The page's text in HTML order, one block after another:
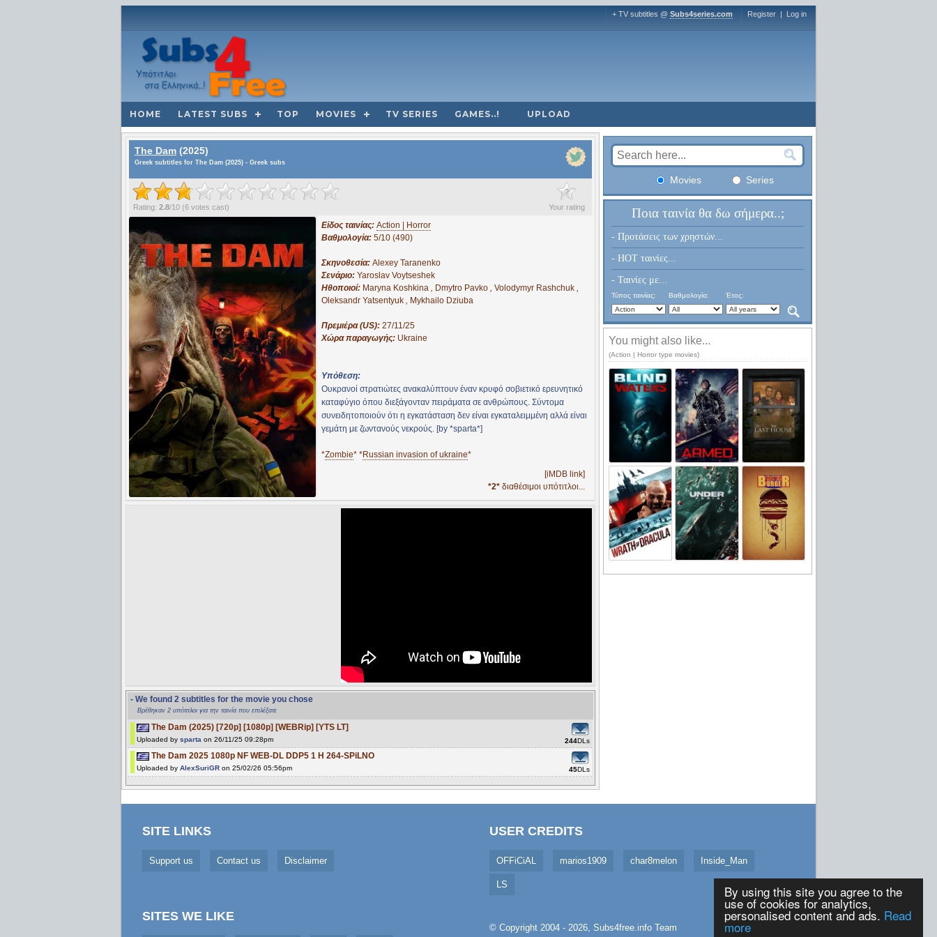
By using this site you agree to the
use of cookies for analytics,
personalised content and ads. Read
more
+ TV subtitles @ Subs4series.com Register | Log in
HOME LATEST SUBS TOP MOVIES TV SERIES GAMES..! UPLOAD
The Dam (2025)
Greek subtitles for The Dam (2025) - Greek subs
?
Your rating
Rating: 2.8/10 (6 votes cast)
Είδος ταινίας: Action | Horror
Βαθμολογία: 5/10 (490)
Σκηνοθεσία: Alexey Taranenko
Σενάριο: Yaroslav Voytseshek
Ηθοποιοί: Maryna Koshkina , Dmytro Pavko , Volodymyr Rashchuk ,
Oleksandr Yatsentyuk , Mykhailo Dziuba
Πρεμιέρα (US): 27/11/25
Χώρα παραγωγής: Ukraine
Υπόθεση:
Ουκρανοί στρατιώτες ανακαλύπτουν έναν κρυφό σοβιετικό ερευνητικό
καταφύγιο όπου διεξάγονταν πειράματα σε ανθρώπους. Σύντομα
συνειδητοποιούν ότι η εγκατάσταση δεν είναι εγκαταλειμμένη αλλά είναι
γεμάτη με ζωντανούς νεκρούς. [by *sparta*]
*Zombie* *Russian invasion of ukraine*
[iMDB link]
*2* διαθέσιμοι υπότιτλοι...
- We found 2 subtitles for the movie you chose
Βρέθηκαν 2 υπότιτλοι για την ταινία που επιλέξατε
The Dam (2025) [720p] [1080p] [WEBRip] [YTS LT]
Uploaded by sparta on 26/11/25 09:28pm 244DLs
The Dam 2025 1080p NF WEB-DL DDP5 1 H 264-SPiLNO
Uploaded by AlexSuriGR on 25/02/26 05:56pm 45DLs
Movies Series
Ποια ταινία θα δω σήμερα..;
- Προτάσεις των χρηστών...
- HOT ταινίες...
- Ταινίες με...
Τύπος ταινίας: Βαθμολογία: Έτος:
You might also like...
(Action | Horror type movies)
SITE LINKS
Support us Contact us Disclaimer
SITES WE LIKE
USER CREDITS
OFFiCiAL marios1909 char8melon Inside_Man
LS
© Copyright 2004 - 2026, Subs4free.info Team